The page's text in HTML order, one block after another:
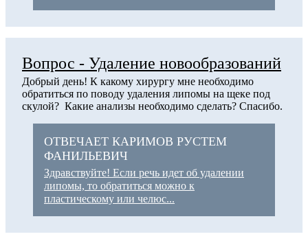
Вопрос - Удаление новообразований
Добрый день! К какому хирургу мне необходимо
обратиться по поводу удаления липомы на щеке под
скулой? Какие анализы необходимо сделать? Спасибо.
ОТВЕЧАЕТ КАРИМОВ РУСТЕМ
ФАНИЛЬЕВИЧ
Здравствуйте! Если речь идет об удалении
липомы, то обратиться можно к
пластическому или челюс...